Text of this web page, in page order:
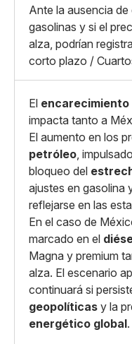
Ante la ausencia
gasolinas y si el
alza, podrían
corto plazo /
El encarecimiento
impacta tanto a
El aumento en los
petróleo,
bloqueo del
ajustes en gasolina
reflejarse en las
En el caso de
marcado en el
Magna y premium
alza. El escenario
continuará si
geopolíticas y la
energético global.